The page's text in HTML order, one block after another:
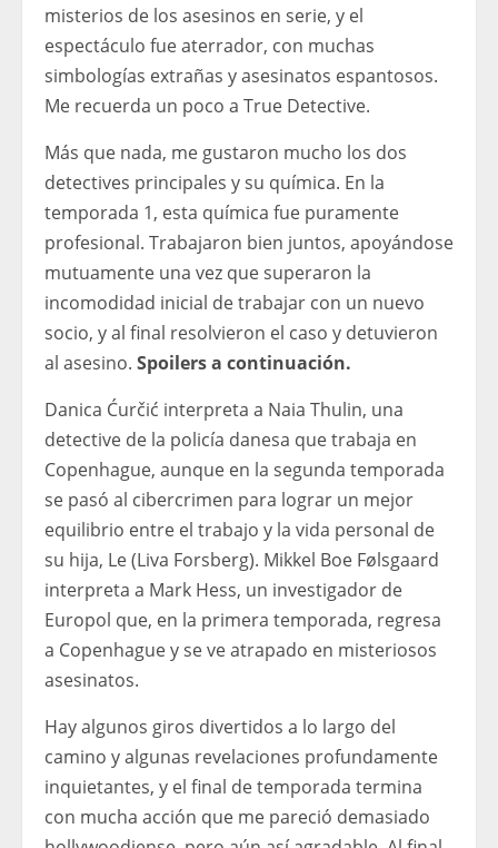
misterios de los asesinos en serie, y el
espectáculo fue aterrador, con muchas
simbologías extrañas y asesinatos espantosos.
Me recuerda un poco a True Detective.
Más que nada, me gustaron mucho los dos
detectives principales y su química. En la
temporada 1, esta química fue puramente
profesional. Trabajaron bien juntos, apoyándose
mutuamente una vez que superaron la
incomodidad inicial de trabajar con un nuevo
socio, y al final resolvieron el caso y detuvieron
al asesino. Spoilers a continuación.
Danica Ćurčić interpreta a Naia Thulin, una
detective de la policía danesa que trabaja en
Copenhague, aunque en la segunda temporada
se pasó al cibercrimen para lograr un mejor
equilibrio entre el trabajo y la vida personal de
su hija, Le (Liva Forsberg). Mikkel Boe Følsgaard
interpreta a Mark Hess, un investigador de
Europol que, en la primera temporada, regresa
a Copenhague y se ve atrapado en misteriosos
asesinatos.
Hay algunos giros divertidos a lo largo del
camino y algunas revelaciones profundamente
inquietantes, y el final de temporada termina
con mucha acción que me pareció demasiado